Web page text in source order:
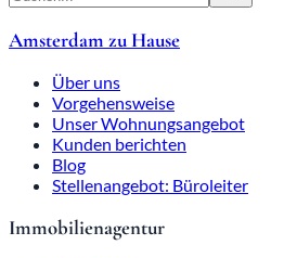
Amsterdam zu Hause
Über uns
Vorgehensweise
Unser Wohnungsangebot
Kunden berichten
Blog
Stellenangebot: Büroleiter
Immobilienagentur